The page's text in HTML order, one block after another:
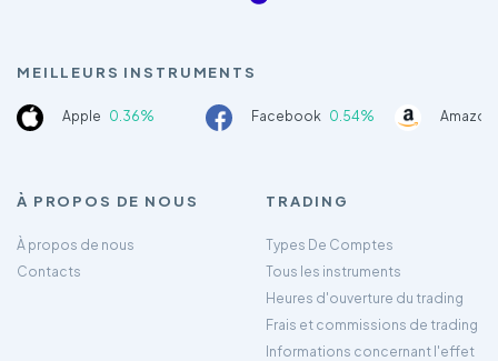
MEILLEURS INSTRUMENTS
Apple 0.36% Facebook 0.54%
À PROPOS DE NOUS
À propos de nous
Contacts
TRADING
Types De Comptes
Tous les instruments
Heures d'ouverture du trading
Frais et commissions de trading
Informations concernant l'effet